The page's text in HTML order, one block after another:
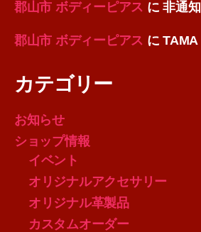
郡山市 ボディーピアス に非通知
郡山市 ボディーピアス にTAMA
カテゴリー
お知らせ
ショップ情報
イベント
オリジナルアクセサリー
オリジナル革製品
カスタムオーダー